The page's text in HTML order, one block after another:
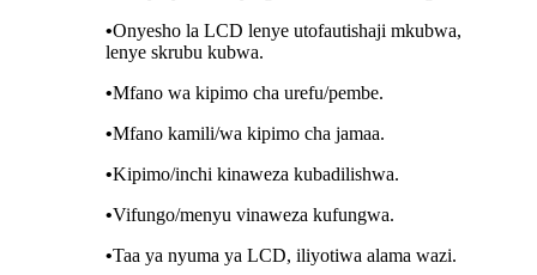
•Onyesho la LCD lenye utofautishaji mkubwa,
lenye skrubu kubwa.
•Mfano wa kipimo cha urefu/pembe.
•Mfano kamili/wa kipimo cha jamaa.
•Kipimo/inchi kinaweza kubadilishwa.
•Vifungo/menyu vinaweza kufungwa.
•Taa ya nyuma ya LCD, iliyotiwa alama wazi.